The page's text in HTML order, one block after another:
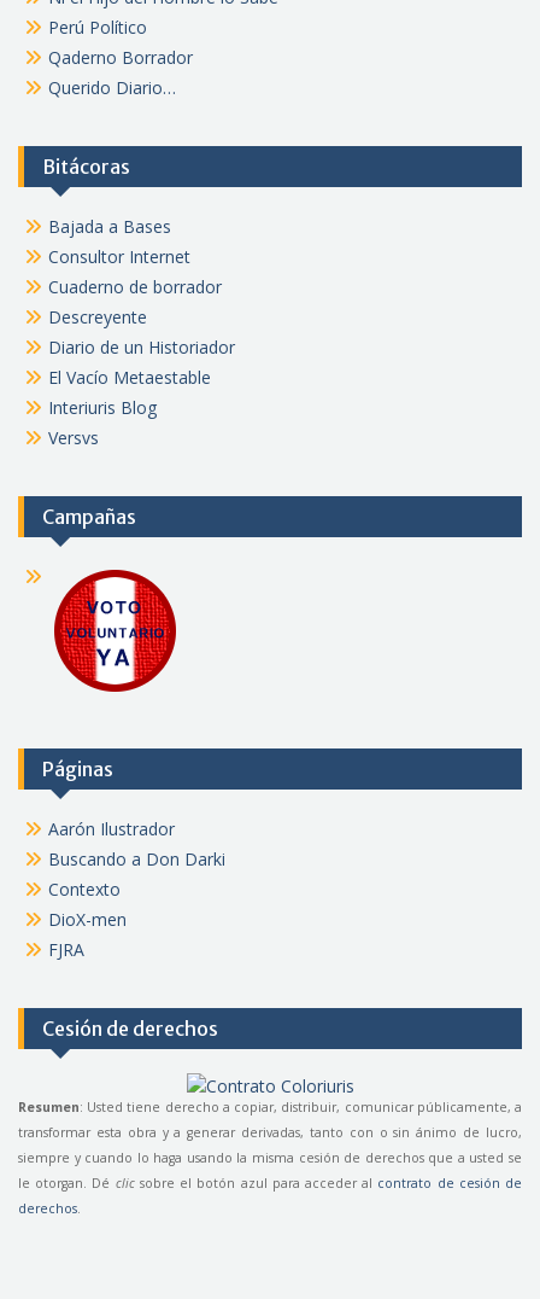
Perú Político
Qaderno Borrador
Querido Diario…
Bitácoras
Bajada a Bases
Consultor Internet
Cuaderno de borrador
Descreyente
Diario de un Historiador
El Vacío Metaestable
Interiuris Blog
Versvs
Campañas
Páginas
Aarón Ilustrador
Buscando a Don Darki
Contexto
DioX-men
FJRA
Cesión de derechos
Resumen: Usted tiene derecho a copiar, distribuir, comunicar públicamente, a
transformar esta obra y a generar derivadas, tanto con o sin ánimo de lucro,
siempre y cuando lo haga usando la misma cesión de derechos que a usted se
le otorgan. Dé clicsobre el botón azul para acceder al contrato de cesión de
derechos